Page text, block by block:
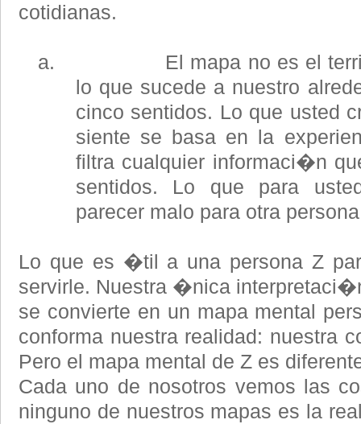
cotidianas.
a. El mapa no es el
lo que sucede a nuestro
cinco sentidos. Lo que usted
siente se basa en la
filtra cualquier informaci�n
sentidos. Lo que para
parecer malo para otra
Lo que es �til a una persona Z
servirle. Nuestra �nica
se convierte en un mapa mental
conforma nuestra realidad: nuestra
Pero el mapa mental de Z es
Cada uno de nosotros vemos las
ninguno de nuestros mapas es la